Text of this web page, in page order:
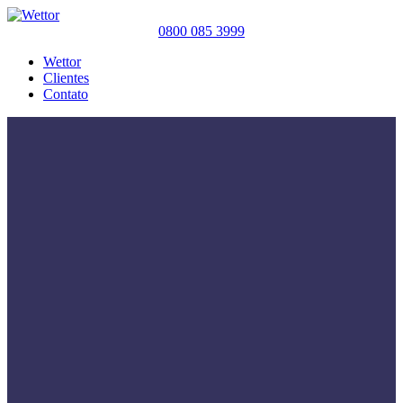
0800 085 3999
Wettor
Clientes
Contato